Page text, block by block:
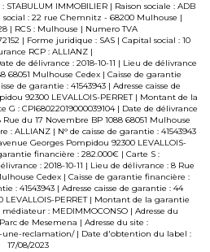
IMMOBILIER | Raison sociale : ADB
social : 22 rue Chemnitz - 68200 Mulhouse |
| RCS : Mulhouse | Numero TVA
| Forme juridique : SAS | Capital social : 10
RCP : ALLIANZ |
de délivrance : 2018-10-11 | Lieu de délivrance
68051 Mulhouse Cedex | Caisse de garantie
de garantie : 41543943 | Adresse caisse de
92300 LEVALLOIS-PERRET | Montant de la
G : CPI68022019000039104 | Date de délivrance
Rue du 17 Novembre BP 1088 68051 Mulhouse
: ALLIANZ | N° de caisse de garantie : 41543943
Georges Pompidou 92300 LEVALLOIS-
financière : 282.000€ | Carte S :
: 2018-10-11 | Lieu de délivrance : 8 Rue
Cedex | Caisse de garantie financière :
: 41543943 | Adresse caisse de garantie : 44
PERRET | Montant de la garantie
: MEDIMMOCONSO | Adresse du
de Mesemena | Adresse du site :
une-reclamation/| Date d'obtention du label :
17/08/2023